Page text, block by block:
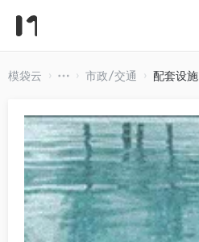
模袋云 市政/交通 配套设施